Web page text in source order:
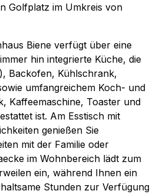
Golfplatz im Umkreis von
Biene verfügt über eine
hin integrierte Küche, die
Backofen, Kühlschrank,
umfangreichem Koch- und
Kaffeemaschine, Toaster und
ist. Am Esstisch mit
genießen Sie
mit der Familie oder
im Wohnbereich lädt zum
ein, während Ihnen ein
Stunden zur Verfügung